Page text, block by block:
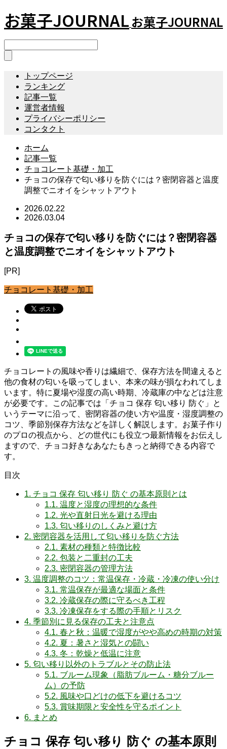
お菓子JOURNAL お菓子JOURNAL
トップページ
ランキング
記事一覧
運営者情報
プライバシーポリシー
コンタクト
ホーム
記事一覧
チョコレート基礎・加工
チョコの保存で匂い移りを防ぐには？密閉容器と温度
調整でニオイをシャットアウト
2026.02.22
2026.03.04
チョコの保存で匂い移りを防ぐには？密閉容器
と温度調整でニオイをシャットアウト
[PR]
チョコレート基礎・加工
チョコレートの風味や香りは繊細で、保存方法を間違えると
他の食材の匂いを吸ってしまい、本来の味が損なわれてしま
います。特に夏場や湿度の高い時期、冷蔵庫の中などは注意
が必要です。この記事では「チョコ 保存 匂い移り 防ぐ」と
いうテーマに沿って、密閉容器の使い方や温度・湿度調整の
コツ、季節別保存方法などを詳しく解説します。お菓子作り
のプロの視点から、どの世代にも役立つ最新情報をお伝えし
ますので、チョコ好きなあなたもきっと納得できる内容で
す。
目次
1. チョコ 保存 匂い移り 防ぐ の基本原則とは
1.1. 温度と湿度の理想的な条件
1.2. 光や直射日光を避ける理由
1.3. 匂い移りのしくみと避け方
2. 密閉容器を活用して匂い移りを防ぐ方法
2.1. 素材の種類と特徴比較
2.2. 包装と二重封の工夫
2.3. 密閉容器の管理方法
3. 温度調整のコツ：常温保存・冷蔵・冷凍の使い分け
3.1. 常温保存が最適な場面と条件
3.2. 冷蔵保存の際に守るべき工程
3.3. 冷凍保存をする際の手順とリスク
4. 季節別に見る保存の工夫と注意点
4.1. 春と秋：温暖で湿度がやや高めの時期の対策
4.2. 夏：暑さと湿気との闘い
4.3. 冬：乾燥と低温に注意
5. 匂い移り以外のトラブルとその防止法
5.1. ブルーム現象（脂肪ブルーム・糖分ブルー
ム）の予防
5.2. 風味や口どけの低下を避けるコツ
5.3. 賞味期限と安全性を守るポイント
6. まとめ
チョコ 保存 匂い移り 防ぐ の基本原則